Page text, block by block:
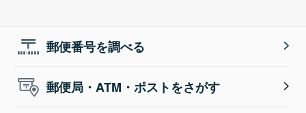
郵便番号を調べる
郵便局・ATM・ポストをさがす